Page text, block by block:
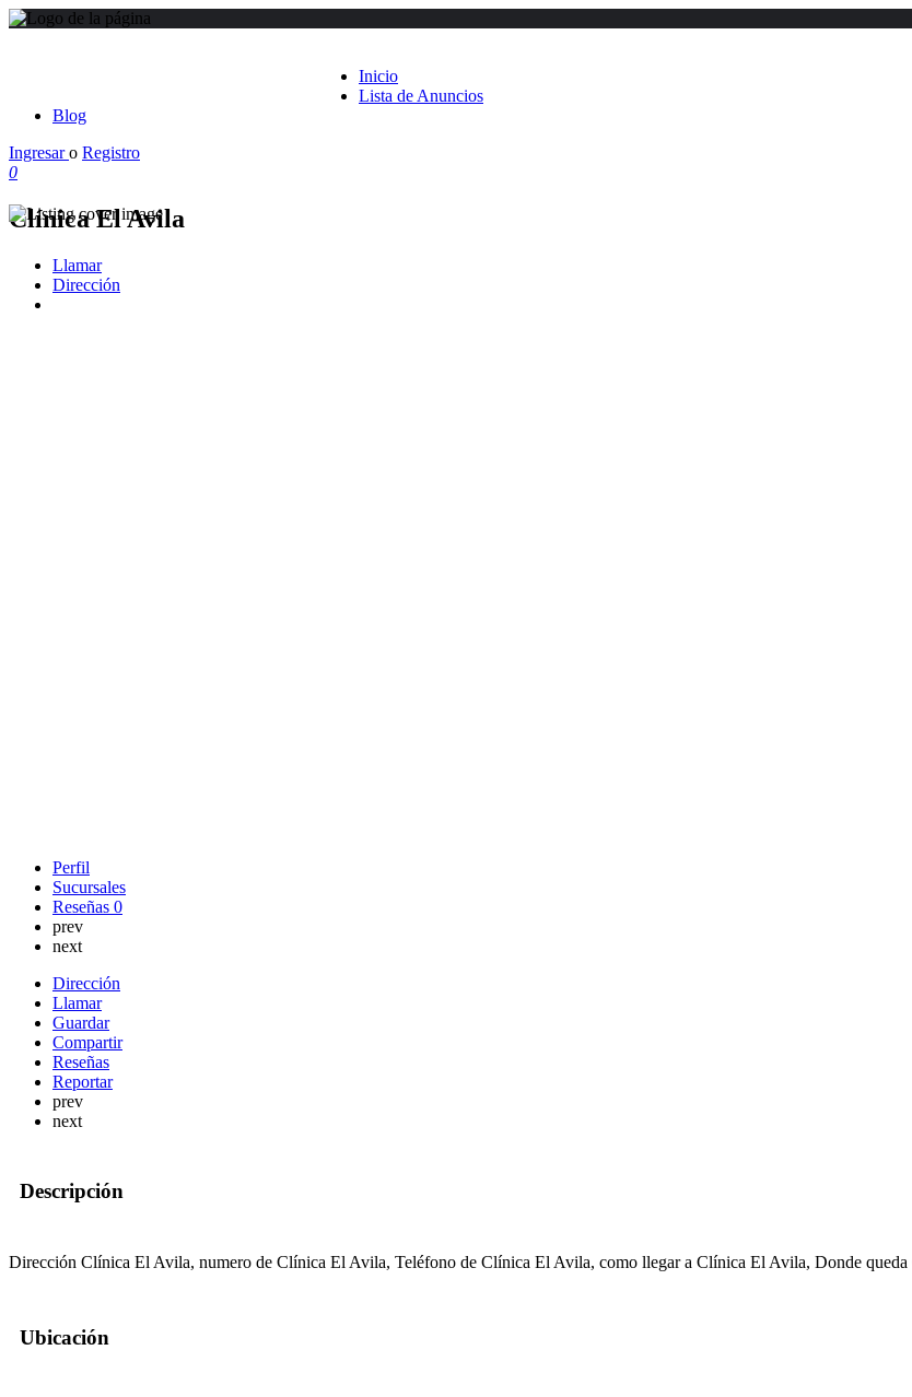
Inicio
Lista de Anuncios
Blog
Ingresaro Registro
0
Clínica El Avila
Llamar
Dirección
Perfil
Sucursales
Reseñas 0
prev
next
Dirección
Llamar
Guardar
Compartir
Reseñas
Reportar
prev
next
Descripción
Dirección Clínica El Avila, numero de Clínica El Avila, Teléfono de Clínica El Avila, como llegar a Clínica El Avila, Donde
Ubicación